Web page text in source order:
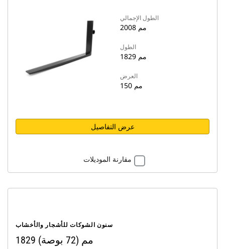
الطول الإجمالي
2008 مم
الطول
1829 مم
العرض
150 مم
عرض التفاصيل
مقارنة الموديلات
سنون الشوكات للأشجار والأخشاب
1829 مم (72 بوصة)